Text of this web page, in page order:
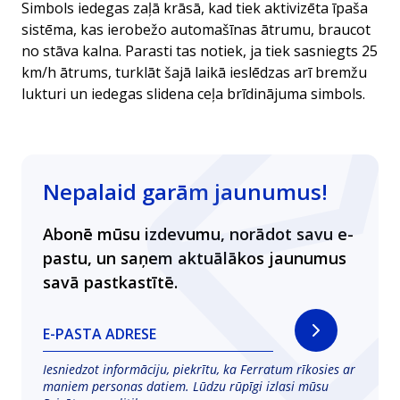
Simbols iedegas zaļā krāsā, kad tiek aktivizēta īpaša
sistēma, kas ierobežo automašīnas ātrumu, braucot
no stāva kalna. Parasti tas notiek, ja tiek sasniegts 25
km/h ātrums, turklāt šajā laikā ieslēdzas arī bremžu
lukturi un iedegas slidena ceļa brīdinājuma simbols.
Nepalaid garām jaunumus!
Abonē mūsu izdevumu, norādot savu e-
pastu, un saņem aktuālākos jaunumus
savā pastkastītē.
E-PASTA ADRESE
Iesniedzot informāciju, piekrītu, ka Ferratum rīkosies ar
maniem personas datiem. Lūdzu rūpīgi izlasi mūsu